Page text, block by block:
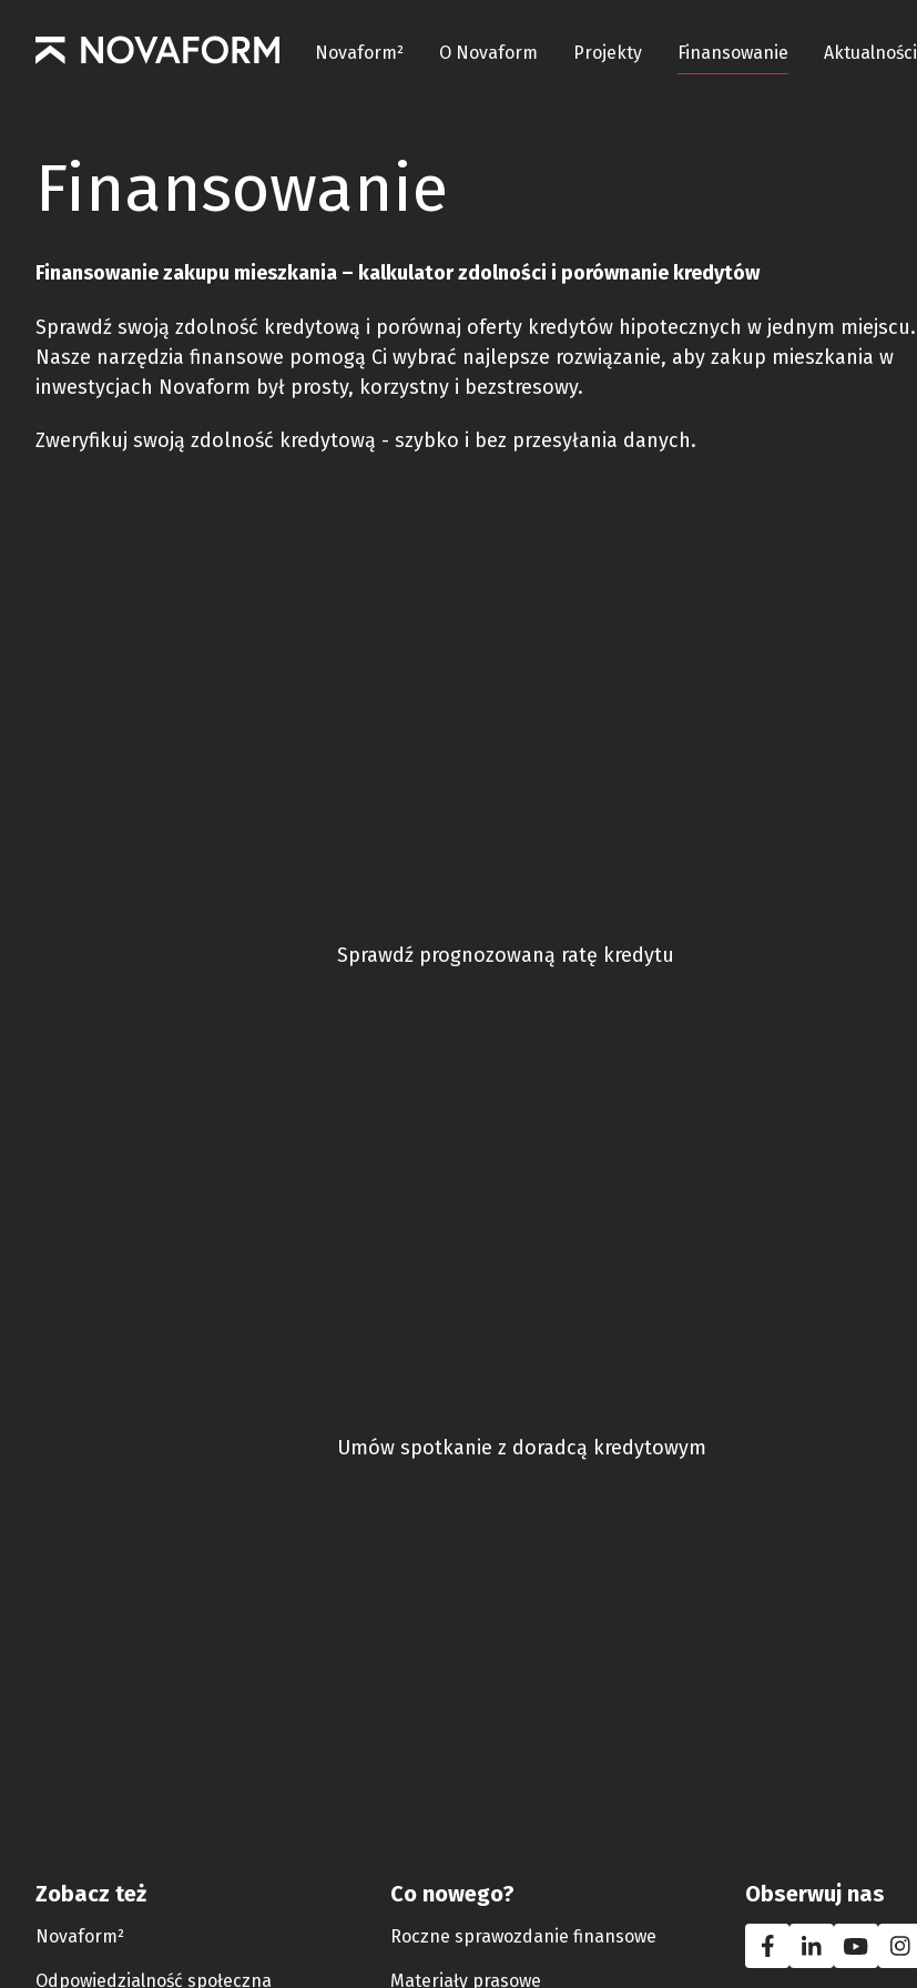
Novaform² O Novaform Projekty Finansowanie Aktualności
Finansowanie
Finansowanie zakupu mieszkania – kalkulator zdolności i porównanie kredytów
Sprawdź swoją zdolność kredytową i porównaj oferty kredytów hipotecznych w jednym miejscu.
Nasze narzędzia finansowe pomogą Ci wybrać najlepsze rozwiązanie, aby zakup mieszkania w
inwestycjach Novaform był prosty, korzystny i bezstresowy.
Zweryfikuj swoją zdolność kredytową - szybko i bez przesyłania danych.
Sprawdź prognozowaną ratę kredytu
Umów spotkanie z doradcą kredytowym
Zobacz też
Novaform²
Odpowiedzialność społeczna
Co nowego?
Roczne sprawozdanie finansowe
Materiały prasowe
Obserwuj nas